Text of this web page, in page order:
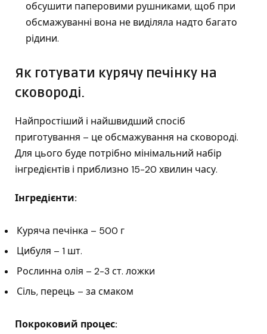
обсушити паперовими рушниками, щоб при
обсмажуванні вона не виділяла надто багато
рідини.
Як готувати курячу печінку на
сковороді.
Найпростіший і найшвидший спосіб
приготування – це обсмажування на сковороді.
Для цього буде потрібно мінімальний набір
інгредієнтів і приблизно 15-20 хвилин часу.
Інгредієнти:
Куряча печінка – 500 г
Цибуля – 1 шт.
Рослинна олія – ​​2-3 ст. ложки
Сіль, перець – за смаком
Покроковий процес: